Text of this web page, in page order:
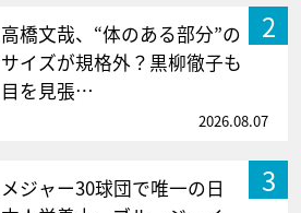
2
高橋文哉、“体のある部分”の
サイズが規格外？黒柳徹子も
目を見張…
2026.08.07
3
メジャー30球団で唯一の日